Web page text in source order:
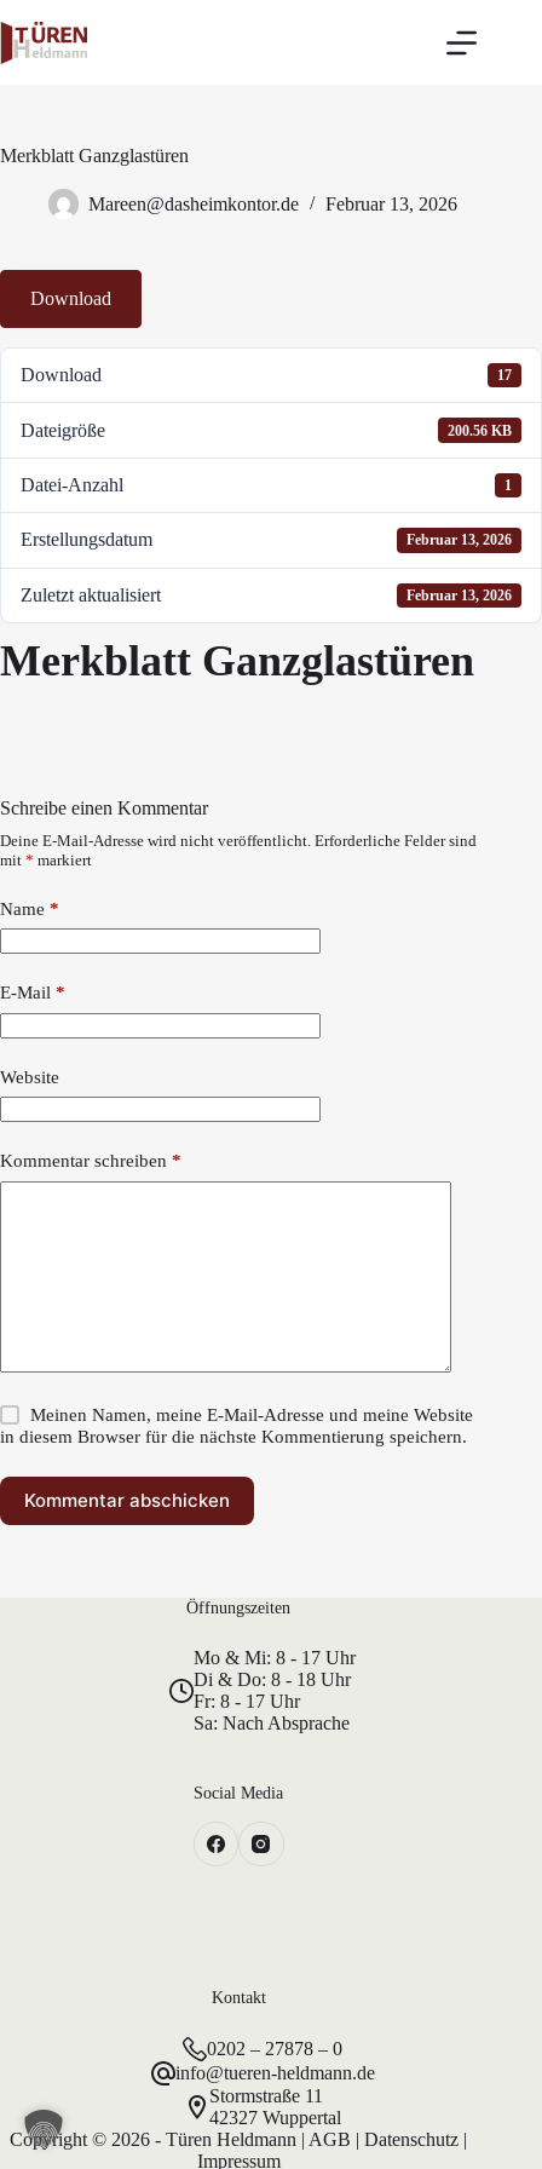
Inhalt
springen
Merkblatt Ganzglastüren
Mareen@dasheimkontor.de Februar 13, 2026
Download
Download 17
Dateigröße 200.56 KB
Datei-Anzahl 1
Erstellungsdatum Februar 13, 2026
Zuletzt aktualisiert Februar 13, 2026
Merkblatt Ganzglastüren
Schreibe einen Kommentar
Deine E-Mail-Adresse wird nicht veröffentlicht. Erforderliche Felder sind
mit * markiert
Name *
E-Mail *
Website
Kommentar schreiben *
Meinen Namen, meine E-Mail-Adresse und meine Website
in diesem Browser für die nächste Kommentierung speichern.
Kommentar abschicken
Öffnungszeiten
Mo & Mi: 8 - 17 Uhr
Di & Do: 8 - 18 Uhr
Fr: 8 - 17 Uhr
Sa: Nach Absprache
Social Media
Kontakt
0202 – 27878 – 0
info@tueren-heldmann.de
Stormstraße 11
42327 Wuppertal
Copyright © 2026 - Türen Heldmann | AGB |Datenschutz |
Impressum